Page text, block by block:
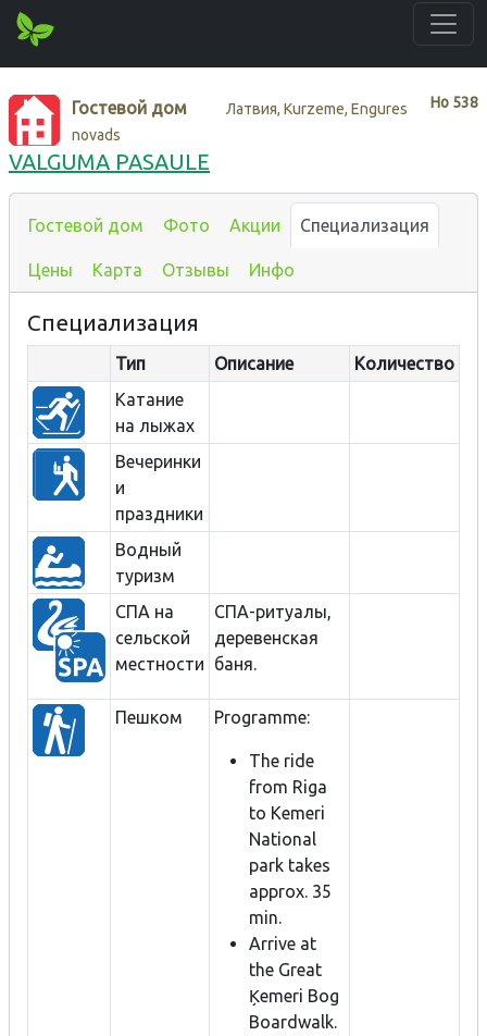
Нo 538
Гостевой дом
Латвия, Kurzeme, Engures
novads
VALGUMA PASAULE
Гостевой дом Фото Акции Специализация
Цены Карта Отзывы Инфо
Специализация
Тип Описание Количество
Катание
на лыжах
Вечеринки
и
праздники
Водный
туризм
СПА на
сельской
местности
СПА-ритуалы,
деревенская
баня.
Пешком Programme:
The ride
from Riga
to Kemeri
National
park takes
approx. 35
min.
Arrive at
the Great
Ķemeri Bog
Boardwalk.